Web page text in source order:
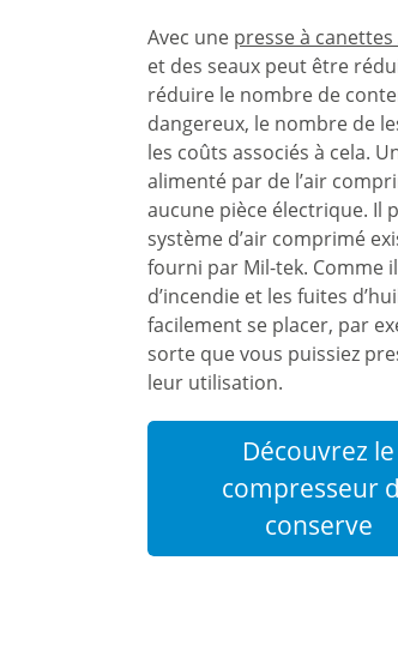
Avec une presse à canettes
et des seaux peut être
réduire le nombre de
dangereux, le nombre de
les coûts associés à cela.
alimenté par de l’air
aucune pièce électrique. Il
système d’air comprimé
fourni par Mil-tek. Comme
d’incendie et les fuites
facilement se placer, par
sorte que vous puissiez
leur utilisation.
Découvrez le
compresseur
conserve